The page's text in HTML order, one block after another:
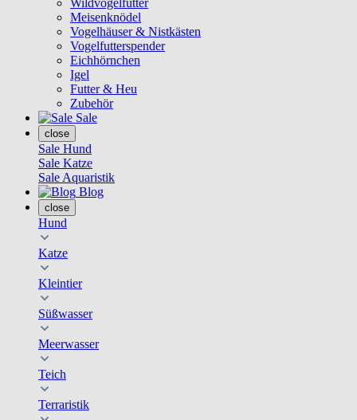
Wildvogelfutter
Meisenknödel
Vogelhäuser & Nistkästen
Vogelfutterspender
Eichhörnchen
Igel
Futter & Heu
Zubehör
Sale
close
Sale Hund
Sale Katze
Sale Aquaristik
Blog
close
Hund
Katze
Kleintier
Süßwasser
Meerwasser
Teich
Terraristik